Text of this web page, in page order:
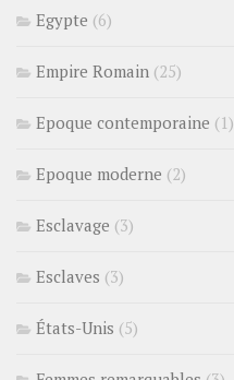
Egypte (6)
Empire Romain (25)
Epoque contemporaine (1)
Epoque moderne (2)
Esclavage (3)
Esclaves (3)
États-Unis (5)